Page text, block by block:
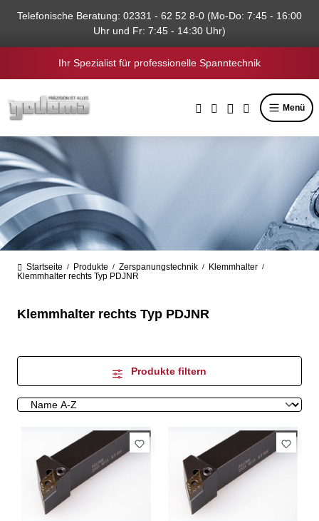
springen
Telefonische Beratung: 02331 - 62 52 8-0 (Mo-Do: 7:45 - 16:00
Uhr und Fr: 7:45 - 14:30 Uhr)
Ihr Spezialist für professionelle Spanntechnik
Menü
Startseite / Produkte / Zerspanungstechnik / Klemmhalter /
Klemmhalter rechts Typ PDJNR
Klemmhalter rechts Typ PDJNR
Produkte filtern